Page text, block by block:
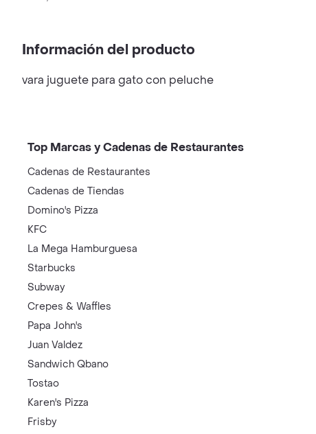
Información del producto
vara juguete para gato con peluche
Top Marcas y Cadenas de Restaurantes
Cadenas de Restaurantes
Cadenas de Tiendas
Domino's Pizza
KFC
La Mega Hamburguesa
Starbucks
Subway
Crepes & Waffles
Papa John's
Juan Valdez
Sandwich Qbano
Tostao
Karen's Pizza
Frisby